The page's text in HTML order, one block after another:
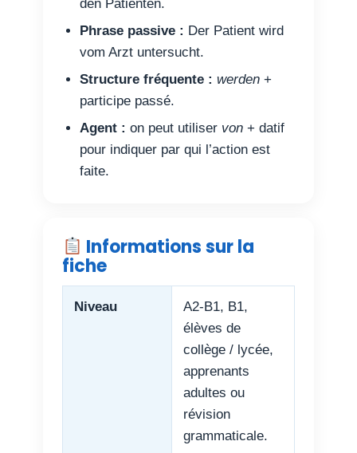
den Patienten.
Phrase passive : Der Patient wird
vom Arzt untersucht.
Structure fréquente : werden +
participe passé.
Agent : on peut utiliser von + datif
pour indiquer par qui l’action est
faite.
Informations sur la
fiche
Niveau
A2-B1, B1,
élèves de
collège / lycée,
apprenants
adultes ou
révision
grammaticale.